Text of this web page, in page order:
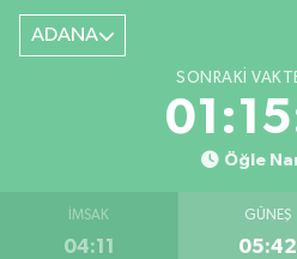
ADANA
SONRAKI
Öğle
İMSAK
04:11
GÜNEŞ
05:42